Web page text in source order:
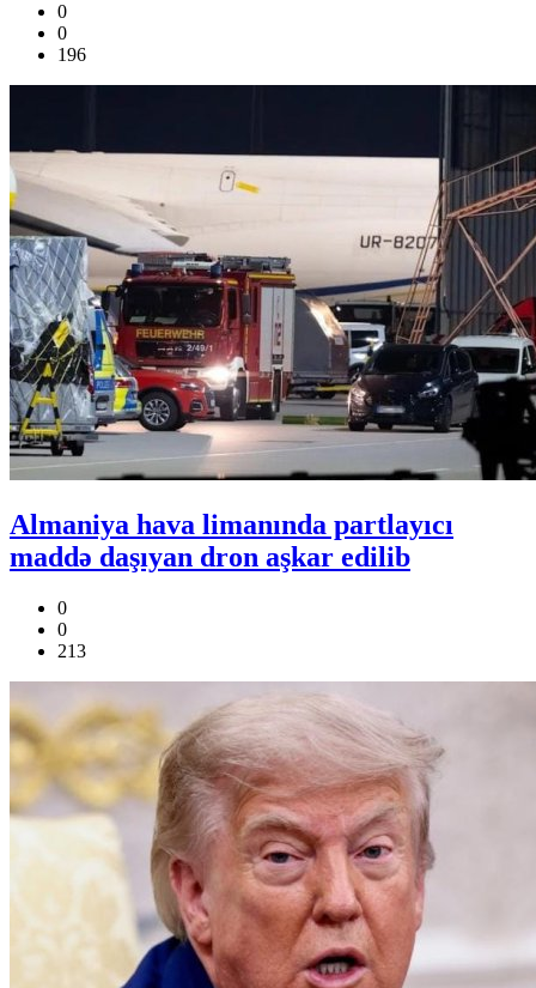
0
0
196
Almaniya hava limanında partlayıcı
maddə daşıyan dron aşkar edilib
0
0
213